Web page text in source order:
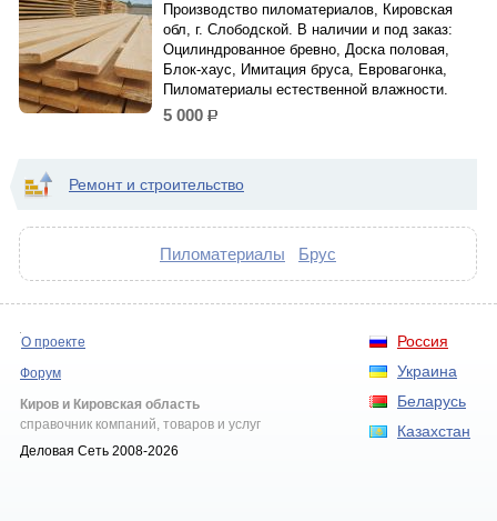
Производство пиломатериалов, Кировская
обл, г. Слободской. В наличии и под заказ:
Оцилиндрованное бревно, Доска половая,
Блок-хаус, Имитация бруса, Евровагонка,
Пиломатериалы естественной влажности.
5 000 р.
Ремонт и строительство
Пиломатериалы Брус
Россия
Украина
Беларусь
Казахстан
О проекте
Форум
Киров и Кировская область
справочник компаний, товаров и услуг
Деловая Сеть 2008-2026